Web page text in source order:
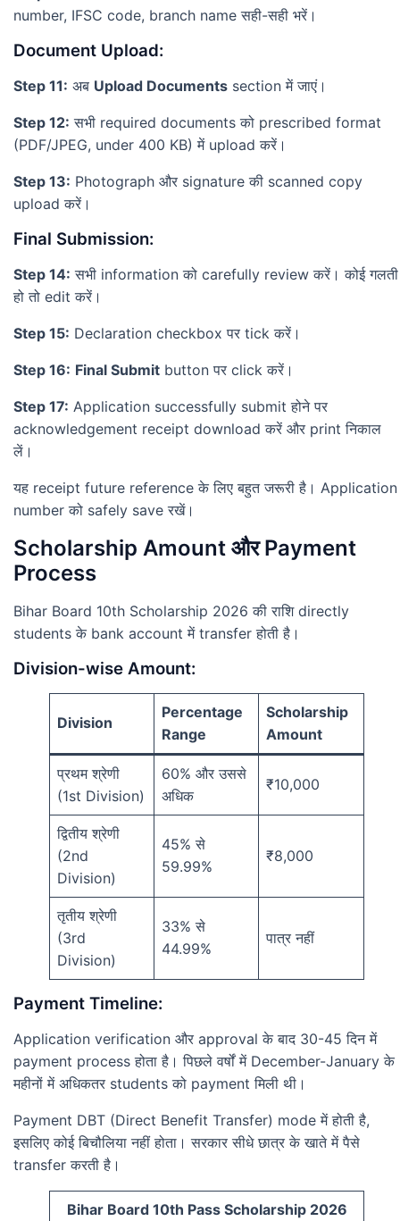
number, IFSC code, branch name सही-सही भरें।
Document Upload:
Step 11: अब Upload Documents section में जाएं।
Step 12: सभी required documents को prescribed format
(PDF/JPEG, under 400 KB) में upload करें।
Step 13: Photograph और signature की scanned copy
upload करें।
Final Submission:
Step 14: सभी information को carefully review करें। कोई गलती
हो तो edit करें।
Step 15: Declaration checkbox पर tick करें।
Step 16: Final Submit button पर click करें।
Step 17: Application successfully submit होने पर
acknowledgement receipt download करें और print निकाल
लें।
यह receipt future reference के लिए बहुत जरूरी है। Application
number को safely save रखें।
Scholarship Amount और Payment
Process
Bihar Board 10th Scholarship 2026 की राशि directly
students के bank account में transfer होती है।
Division-wise Amount:
Division
Percentage
Range
Scholarship
Amount
प्रथम श्रेणी
(1st Division)
60% और उससे
अधिक
₹10,000
द्वितीय श्रेणी
(2nd
Division)
45% से
59.99%
₹8,000
तृतीय श्रेणी
(3rd
Division)
33% से
44.99%
पात्र नहीं
Payment Timeline:
Application verification और approval के बाद 30-45 दिन में
payment process होता है। पिछले वर्षों में December-January के
महीनों में अधिकतर students को payment मिली थी।
Payment DBT (Direct Benefit Transfer) mode में होती है,
इसलिए कोई बिचौलिया नहीं होता। सरकार सीधे छात्र के खाते में पैसे
transfer करती है।
Bihar Board 10th Pass Scholarship 2026